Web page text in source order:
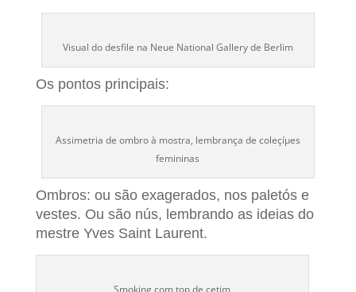
Visual do desfile na Neue National Gallery de Berlim
Os pontos principais:
Assimetria de ombro à mostra, lembrança de coleçíµes
femininas
Ombros: ou são exagerados, nos paletós e
vestes. Ou são nús, lembrando as ideias do
mestre Yves Saint Laurent.
Smoking com top de cetim